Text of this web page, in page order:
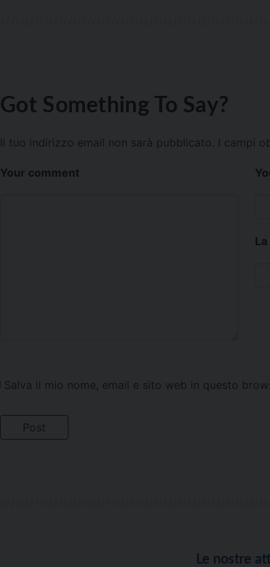
Got Something To Say?
Il tuo indirizzo email non sarà pubblicato. I campi
Your comment
Salva il mio nome, email e sito web in questo
Le nostre